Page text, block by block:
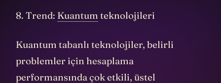
8. Trend: Kuantum teknolojileri
Kuantum tabanlı teknolojiler, belirli
problemler için hesaplama
performansında çok etkili, üstel